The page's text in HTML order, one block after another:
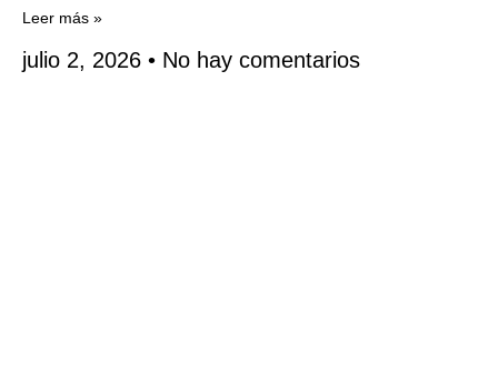
Leer más »
julio 2, 2026 No hay comentarios